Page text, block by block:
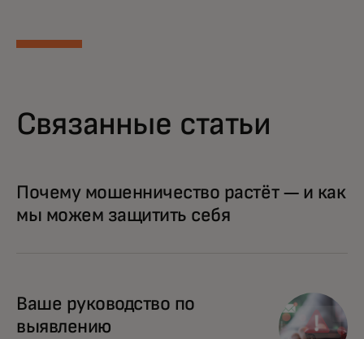
Связанные статьи
Почему мошенничество растёт — и как
мы можем защитить себя
Ваше руководство по
выявлению